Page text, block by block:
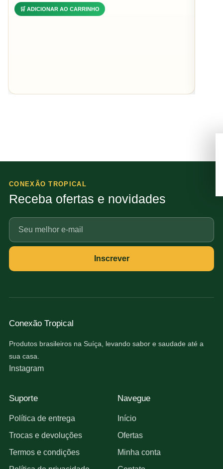
🛒 ADICIONAR AO CARRINHO
CONEXÃO TROPICAL
Receba ofertas e novidades
Seu
mail
Inscrever
Conexão Tropical
Produtos brasileiros na Suíça, levando sabor e saudade até a
sua casa.
Instagram
Suporte
Política de entrega
Trocas e devoluções
Termos e condições
Navegue
Início
Ofertas
Minha conta